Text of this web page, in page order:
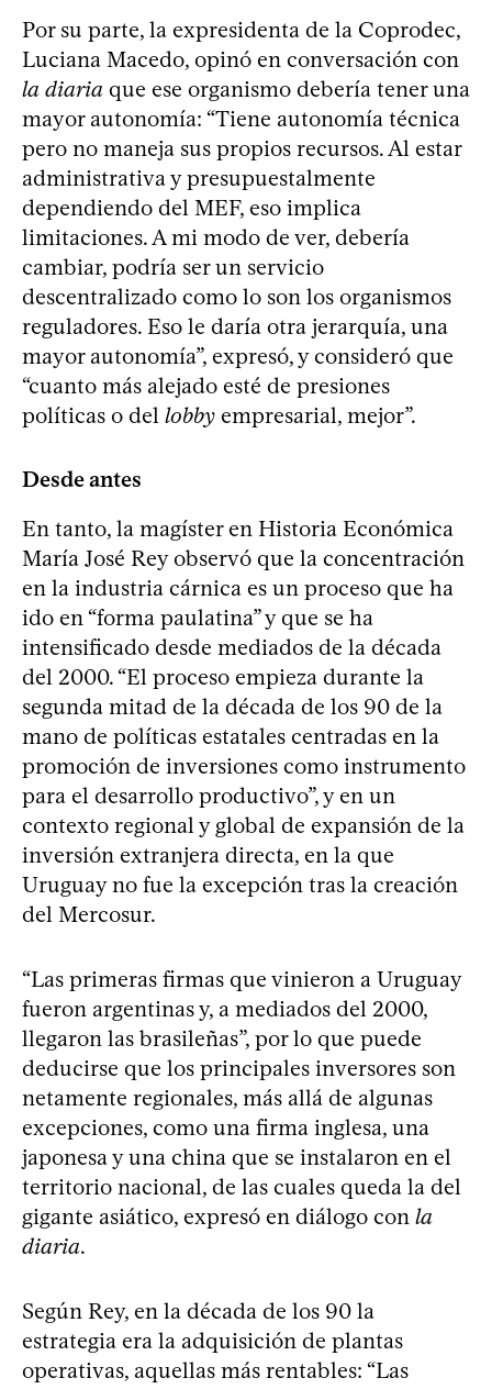
Por su parte, la expresidenta de la Coprodec,
Luciana Macedo, opinó en conversación con
la diaria que ese organismo debería tener una
mayor autonomía: “Tiene autonomía técnica
pero no maneja sus propios recursos. Al estar
administrativa y presupuestalmente
dependiendo del MEF, eso implica
limitaciones. A mi modo de ver, debería
cambiar, podría ser un servicio
descentralizado como lo son los organismos
reguladores. Eso le daría otra jerarquía, una
mayor autonomía”, expresó, y consideró que
“cuanto más alejado esté de presiones
políticas o del lobby empresarial, mejor”.
Desde antes
En tanto, la magíster en Historia Económica
María José Rey observó que la concentración
en la industria cárnica es un proceso que ha
ido en “forma paulatina” y que se ha
intensificado desde mediados de la década
del 2000. “El proceso empieza durante la
segunda mitad de la década de los 90 de la
mano de políticas estatales centradas en la
promoción de inversiones como instrumento
para el desarrollo productivo”, y en un
contexto regional y global de expansión de la
inversión extranjera directa, en la que
Uruguay no fue la excepción tras la creación
del Mercosur.
“Las primeras firmas que vinieron a Uruguay
fueron argentinas y, a mediados del 2000,
llegaron las brasileñas”, por lo que puede
deducirse que los principales inversores son
netamente regionales, más allá de algunas
excepciones, como una firma inglesa, una
japonesa y una china que se instalaron en el
territorio nacional, de las cuales queda la del
gigante asiático, expresó en diálogo con la
diaria.
Según Rey, en la década de los 90 la
estrategia era la adquisición de plantas
operativas, aquellas más rentables: “Las